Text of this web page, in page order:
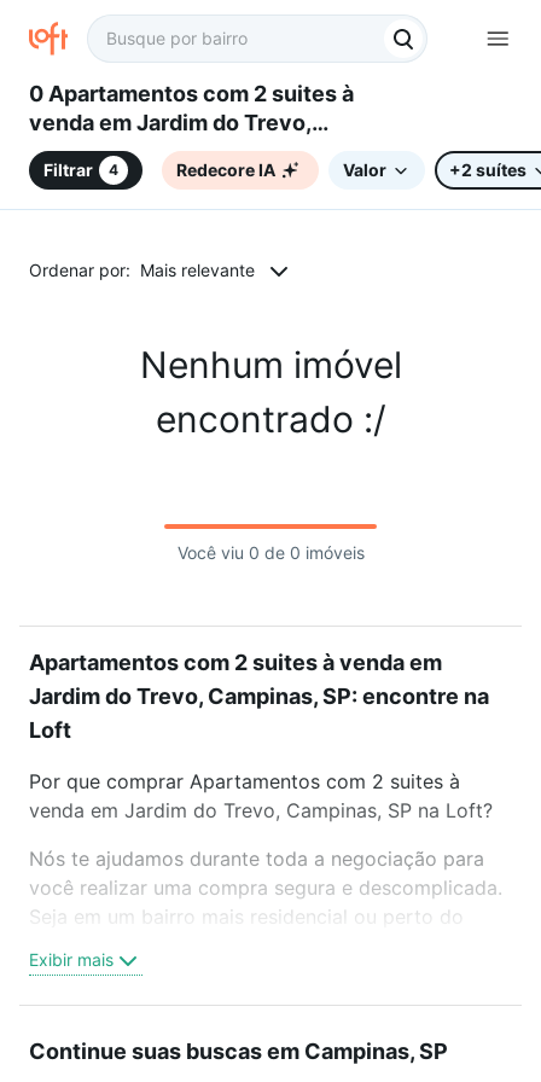
0 Apartamentos com 2 suites à
venda em Jardim do Trevo,
Campinas, SP
Filtrar 4 Redecore IA Valor +2 suítes
Ordenar por: Mais relevante
Nenhum imóvel
encontrado :/
Você viu 0 de 0 imóveis
Apartamentos com 2 suites à venda em
Jardim do Trevo, Campinas, SP: encontre na
Loft
Por que comprar Apartamentos com 2 suites à
venda em Jardim do Trevo, Campinas, SP na Loft?
Nós te ajudamos durante toda a negociação para
você realizar uma compra segura e descomplicada.
Seja em um bairro mais residencial ou perto do
oferta ideal de Apartamentos com 2 suites à venda
em Jardim do Trevo, Campinas, SP para conquistar
videochamada, é grátis, sem compromisso e você
Exibir mais
Continue suas buscas em Campinas, SP